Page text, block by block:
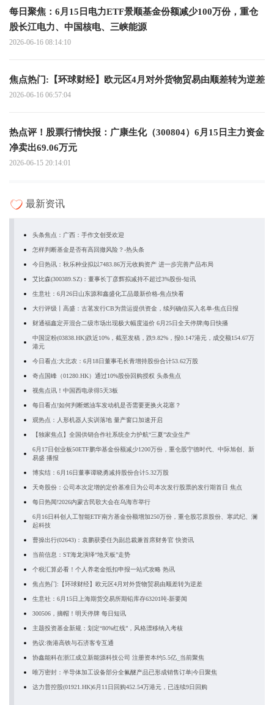
每日聚焦：6月15日电力ETF景顺基金份额减少100万份，重仓
股长江电力、中国核电、三峡能源
2026-06-16 08:14:10
焦点热门:【环球财经】欧元区4月对外货物贸易由顺差转为逆差
2026-06-16 06:57:04
热点评！股票行情快报：广康生化（300804）6月15日主力资金
净卖出69.06万元
2026-06-15 20:14:01
最新资讯
头条焦点：广西：手作文创受欢迎
怎样判断基金是否有高回撤风险？-热头条
今日热讯：秋乐种业拟以7483.86万元收购资产 进一步完善产品布局
艾比森(300389.SZ)：董事长丁彦辉拟减持不超过3%股份-短讯
生意社：6月26日山东源和鑫盛化工品最新价格-焦点快看
大行评级丨高盛：古茗发行CB为营运提供资金，续列确信买入名单-焦点日报
财通福鑫定开混合二级市场出现极大幅度溢价 6月25日全天停牌|每日快播
中国淀粉(03838.HK)跌近10%，截至发稿，跌9.82%，报0.147港元，成交额154.67万
港元
今日看点:大北农：6月18日董事毛长青增持股份合计53.62万股
奇点国峰（01280.HK）通过10%股份回购授权 头条焦点
视焦点讯！中国西电录得5天3板
每日看点!如何判断燃油车发动机是否需要更换火花塞？
观热点：人形机器人实训落地 量产窗口加速开启
【独家焦点】全国供销合作社系统全力护航“三夏”农业生产
6月17日创业板50ETF鹏华基金份额减少1200万份，重仓股宁德时代、中际旭创、新
易盛 播报
博实结：6月16日董事谭晓勇减持股份合计5.32万股
天奇股份：公司本次定增的定价基准日为公司本次发行股票的发行期首日 焦点
每日热闻!2026内蒙古民歌大会在乌海市举行
6月16日科创人工智能ETF南方基金份额增加250万份，重仓股芯原股份、寒武纪、澜
起科技
曹操出行(02643)：袁鹏获委任为副总裁兼首席财务官 快资讯
当前信息：ST海龙演绎“地天板”走势
个税汇算必看！个人养老金抵扣申报一站式攻略 热讯
焦点热门:【环球财经】欧元区4月对外货物贸易由顺差转为逆差
生意社：6月15日上海期货交易所期铅库存63201吨-新要闻
300506，摘帽！明天停牌 每日短讯
主题投资基金新规：划定“80%红线”，风格漂移纳入考核
热议:衡港高铁与石济客专互通
协鑫能科在浙江成立新能源科技公司 注册资本约5.5亿_当前聚焦
唯万密封：半导体加工设备部分全氟醚产品已形成销售订单|今日聚焦
达力普控股(01921.HK)6月11日回购452.54万港元，已连续9日回购